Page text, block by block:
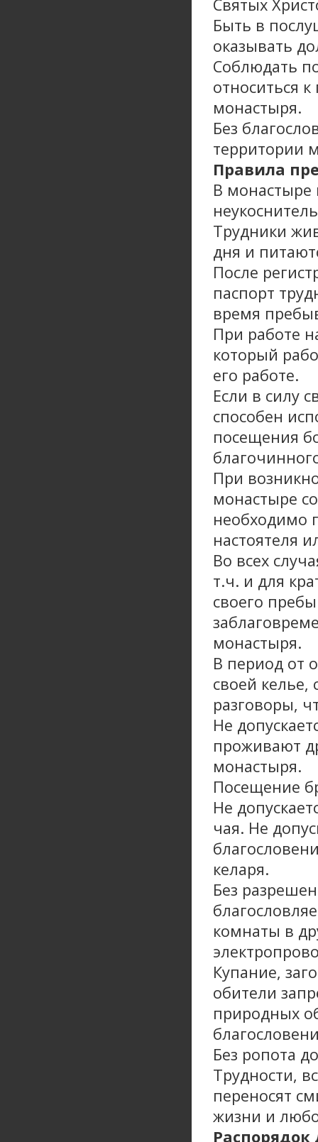
Святых
Быть в
оказывать
Соблюдать
относиться
монастыря.
Без
территории
Правила
В монастыре
Трудники
дня и
После
паспорт
время
При работе
который
его работе.
Если в силу
способен
посещения
При
монастыре
необходимо
настоятеля
Во всех
т.ч. и для
своего
монастыря.
В период от
своей
разговоры,
Не
проживают
монастыря.
Посещение
Не
чая. Не
келаря.
Без
комнаты в
Купание,
обители
природных
Без ропота
Трудности,
переносят
жизни и